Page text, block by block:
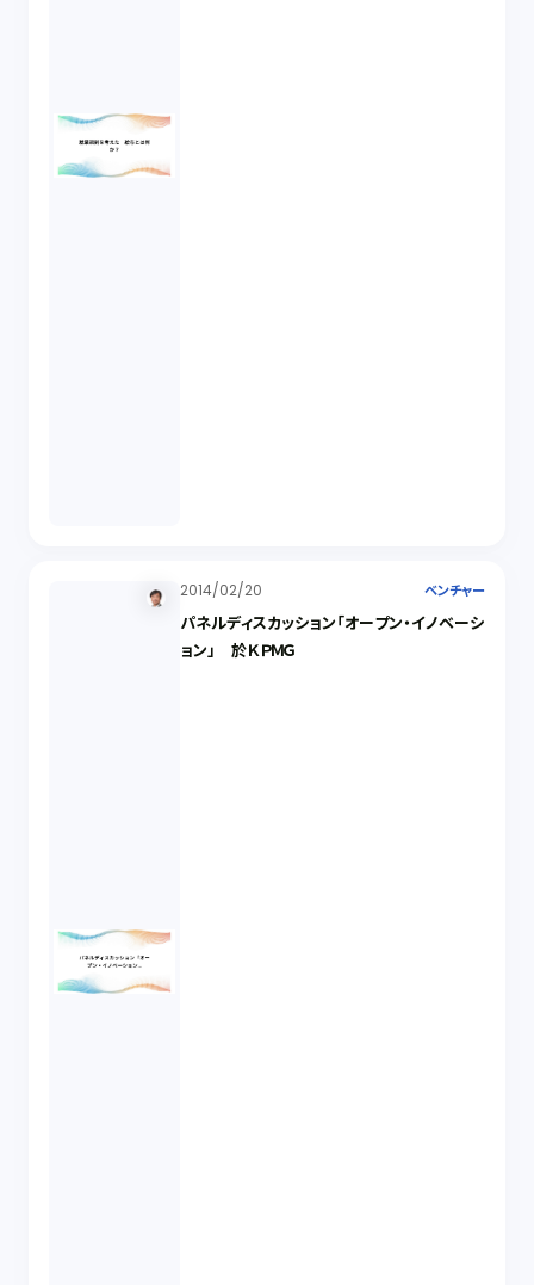
2014/02/20 ベンチャー
パネルディスカッション「オープン・イノベーシ
ョン」 於ＫＰＭＧ